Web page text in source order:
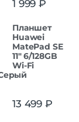
1 999 ₽
Планшет
Huawei
MatePad SE
11" 6/128GB
Wi-Fi
13 499 ₽